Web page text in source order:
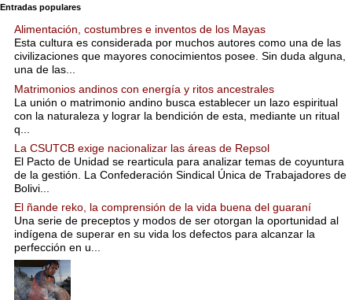
Entradas populares
Alimentación, costumbres e inventos de los Mayas
Esta cultura es considerada por muchos autores como una de las
civilizaciones que mayores conocimientos posee. Sin duda alguna,
una de las...
Matrimonios andinos con energía y ritos ancestrales
La unión o matrimonio andino busca establecer un lazo espiritual
con la naturaleza y lograr la bendición de esta, mediante un ritual
q...
La CSUTCB exige nacionalizar las áreas de Repsol
El Pacto de Unidad se rearticula para analizar temas de coyuntura
de la gestión. La Confederación Sindical Única de Trabajadores de
Bolivi...
El ñande reko, la comprensión de la vida buena del guaraní
Una serie de preceptos y modos de ser otorgan la oportunidad al
indígena de superar en su vida los defectos para alcanzar la
perfección en u...